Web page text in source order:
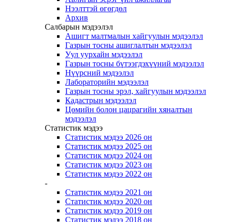
Нээлттэй өгөгдөл
Архив
Салбарын мэдээлэл
Ашигт малтмалын хайгуулын мэдээлэл
Газрын тосны ашиглалтын мэдээлэл
Уул уурхайн мэдээлэл
Газрын тосны бүтээгдэхүүний мэдээлэл
Нүүрсний мэдээлэл
Лабораторийн мэдээлэл
Газрын тосны эрэл, хайгуулын мэдээлэл
Кадастрын мэдээлэл
Цөмийн болон цацрагийн хяналтын
мэдээлэл
Статистик мэдээ
Статистик мэдээ 2026 он
Статистик мэдээ 2025 он
Статистик мэдээ 2024 он
Статистик мэдээ 2023 он
Статистик мэдээ 2022 он
-
Статистик мэдээ 2021 он
Статистик мэдээ 2020 он
Статистик мэдээ 2019 он
Статистик мэдээ 2018 он